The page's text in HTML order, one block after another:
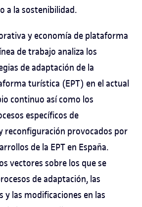
a la sostenibilidad.
y economía de plataforma
de trabajo analiza los
de adaptación de la
turística (EPT) en el actual
continuo así como los
específicos de
reconfiguración provocados por
de la EPT en España.
vectores sobre los que se
de adaptación, las
las modificaciones en las